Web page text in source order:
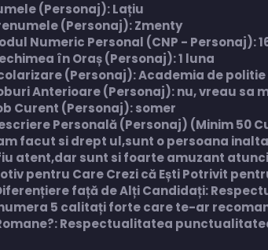
(Personaj): Lațiu
(Personaj): Zmenty
Numeric Personal (CNP - Personaj):
în Oraș (Personaj): 1 luna
(Personaj): Academia de
Anterioare (Personaj): nu, vreau sa
Curent (Personaj): somer
Personală (Personaj) (Minim 50
facut si drept ul,sunt o persoana
atent,dar sunt si foarte amuzant
pentru Care Crezi că Ești Potrivit
față de Alți Candidați:
5 calitați forte care te-ar
Respectualitatea